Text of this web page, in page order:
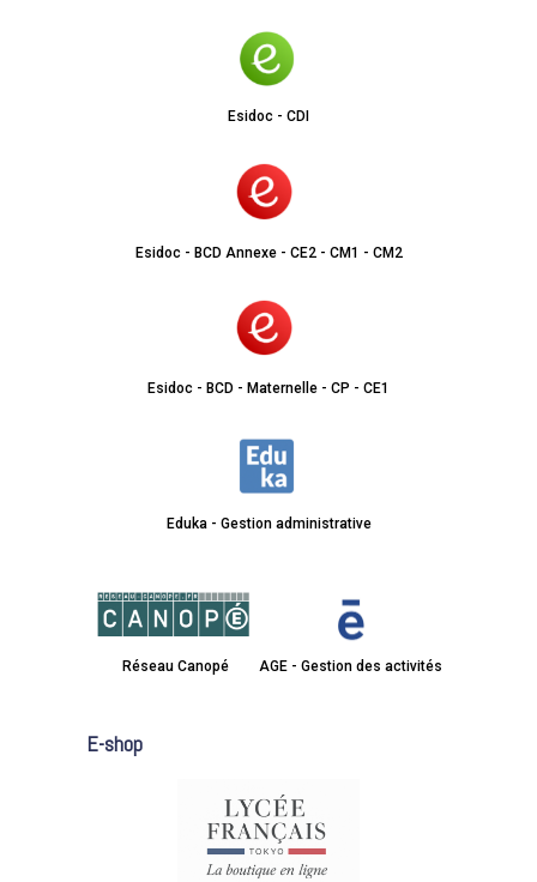
Esidoc - CDI
Esidoc - BCD Annexe - CE2 - CM1 - CM2
Esidoc - BCD - Maternelle - CP - CE1
Eduka - Gestion administrative
Réseau Canopé AGE - Gestion des activités
E-shop